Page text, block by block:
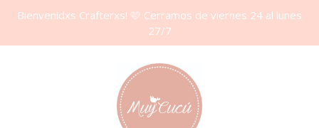
Bienvenidxs Crafterxs! 🩷 Cerramos de viernes 24 al lunes
27/7